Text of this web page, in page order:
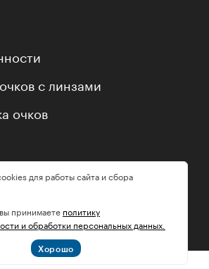
с линзами
очков
«МастерГлассес»
для работы сайта и сбора
принимаете политику
и обработки персональных данных.
Хорошо